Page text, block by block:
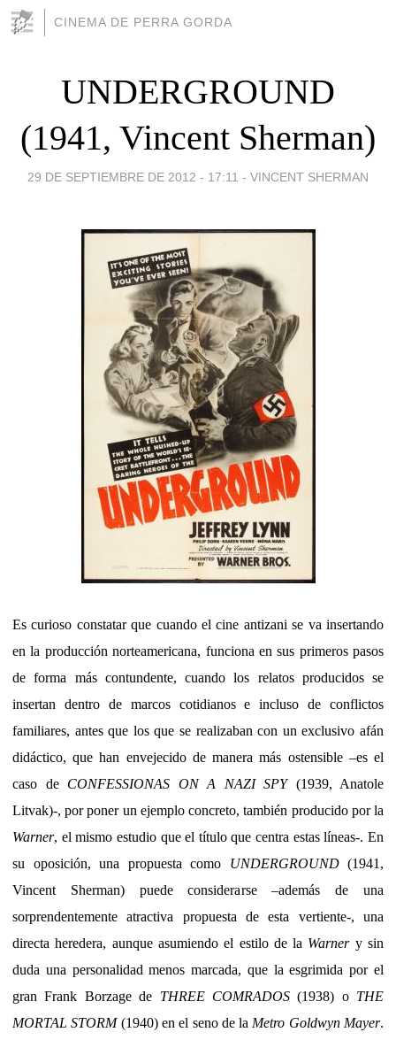
CINEMA DE PERRA GORDA
UNDERGROUND
(1941, Vincent Sherman)
29 DE SEPTIEMBRE DE 2012 - 17:11 - VINCENT SHERMAN
Es curioso constatar que cuando el cine antizani se va insertando
en la producción norteamericana, funciona en sus primeros pasos
de forma más contundente, cuando los relatos producidos se
insertan dentro de marcos cotidianos e incluso de conflictos
familiares, antes que los que se realizaban con un exclusivo afán
didáctico, que han envejecido de manera más ostensible –es el
caso de CONFESSIONAS ON A NAZI SPY(1939, Anatole
Litvak)-, por poner un ejemplo concreto, también producido por la
Warner, el mismo estudio que el título que centra estas líneas-. En
su oposición, una propuesta como UNDERGROUND(1941,
Vincent Sherman) puede considerarse –además de una
sorprendentemente atractiva propuesta de esta vertiente-, una
directa heredera, aunque asumiendo el estilo de la Warnery sin
duda una personalidad menos marcada, que la esgrimida por el
gran Frank Borzage de THREE COMRADOS(1938) o THE
MORTAL STORM(1940) en el seno de la Metro Goldwyn Mayer.